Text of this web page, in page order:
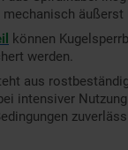
äußerst
können
werden.
aus
intensiver